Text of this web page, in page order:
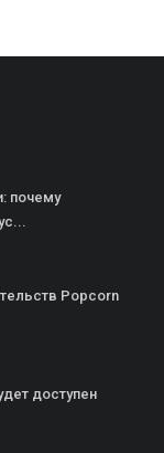
почему
Popcorn
доступен